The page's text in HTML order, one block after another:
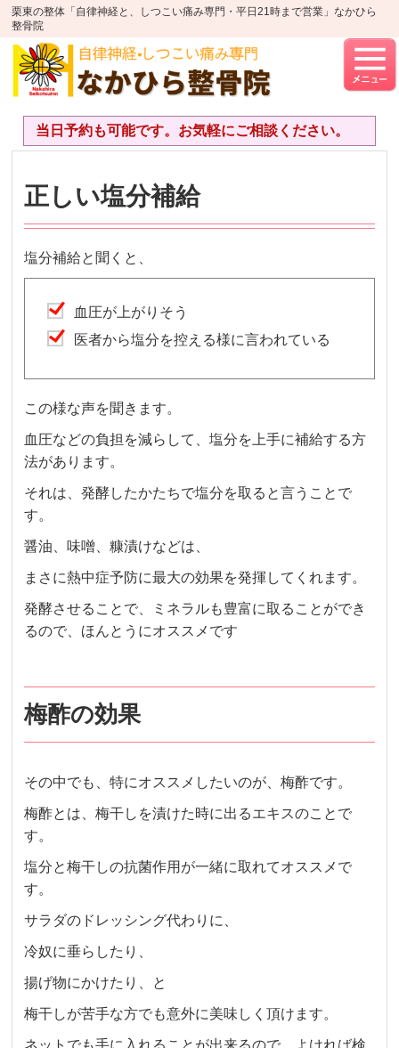
栗東の整体「自律神経と、しつこい痛み専門・平日21時まで営業」なかひら
整骨院
当日予約も可能です。お気軽にご相談ください。
正しい塩分補給
塩分補給と聞くと、
血圧が上がりそう
医者から塩分を控える様に言われている
この様な声を聞きます。
血圧などの負担を減らして、塩分を上手に補給する方
法があります。
それは、発酵したかたちで塩分を取ると言うことで
す。
醤油、味噌、糠漬けなどは、
まさに熱中症予防に最大の効果を発揮してくれます。
発酵させることで、ミネラルも豊富に取ることができ
るので、ほんとうにオススメです
梅酢の効果
その中でも、特にオススメしたいのが、梅酢です。
梅酢とは、梅干しを漬けた時に出るエキスのことで
す。
塩分と梅干しの抗菌作用が一緒に取れてオススメで
す。
サラダのドレッシング代わりに、
冷奴に垂らしたり、
揚げ物にかけたり、と
梅干しが苦手な方でも意外に美味しく頂けます。
ネットでも手に入れることが出来るので、よければ検